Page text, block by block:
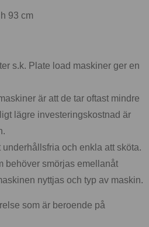
93 cm
s.k. Plate load maskiner ger en
är att de tar oftast mindre
lägre investeringskostnad är
och enkla att sköta.
behöver smörjas emellanåt
nyttjas och typ av maskin.
som är beroende på